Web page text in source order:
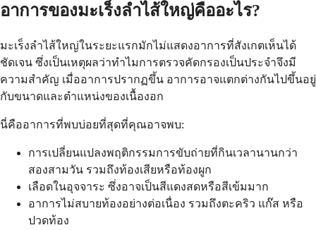
อาการของมะเร็งลำไส้ใหญ่คืออะไร?
มะเร็งลำไส้ใหญ่ในระยะแรกมักไม่แสดงอาการที่สังเกตเห็นได้
ชัดเจน ซึ่งเป็นเหตุผลว่าทำไมการตรวจคัดกรองเป็นประจำจึงมี
ความสำคัญ เมื่ออาการปรากฏขึ้น อาการอาจแตกต่างกันไปขึ้นอยู่
กับขนาดและตำแหน่งของเนื้องอก
นี่คืออาการที่พบบ่อยที่สุดที่คุณอาจพบ:
การเปลี่ยนแปลงพฤติกรรมการขับถ่ายที่กินเวลานานกว่า
สองสามวัน รวมถึงท้องเสียหรือท้องผูก
เลือดในอุจจาระ ซึ่งอาจเป็นสีแดงสดหรือสีเข้มมาก
อาการไม่สบายท้องอย่างต่อเนื่อง รวมถึงตะคริว แก๊ส หรือ
ปวดท้อง